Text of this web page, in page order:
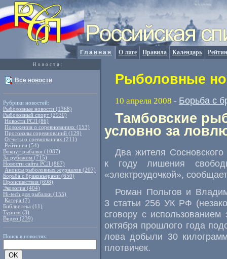
Главная О лиге Правила Календарь
Новости:
Все новости
Рубрики новостей:
Рыболовные новости (1368)
Рыболовный спорт (2930)
Новости РСЛ (86)
Положения о соревнованиях (153)
Протоколы соревнований (129)
Отчеты о сревнованиях (211)
Рейтинги (54)
Вокруг рыбалки (1087)
За рубежом (715)
Новости сайта РСЛ (867)
Анонсы рыболовных журналов (207)
Борьба с браконьерами (650)
Происшествия (698)
Экология (404)
Hi-tech для рыбалки (155)
Катера (7)
Библиотека (11)
Туризм (3)
Видео (239)
Поиск в новостях:
Рыболовные
10 апреля 2008 - Борьба с
Тамбовские
условно за
Два жителя
к году лишения
«электроудочкой»,
Роман Польгов и
3 статьи 256 УК РФ
сговору с
октября прошлого года
лова добыли 30
плотвичек.